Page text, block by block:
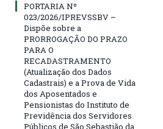
PORTARIA Nº
023/2026/IPREVSSBV –
Dispõe sobre a
PRORROGAÇÃO DO PRAZO
PARA O
RECADASTRAMENTO
(Atualização dos Dados
Cadastrais) e a Prova de Vida
dos Aposentados e
Pensionistas do Instituto de
Previdência dos Servidores
Públicos de São Sebastião da